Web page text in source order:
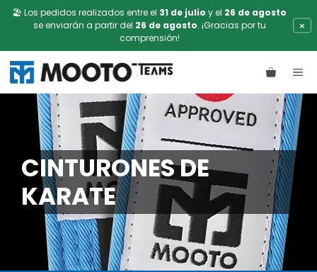
🏖️ Los pedidos realizados entre el 31 de julio y el 26 de agosto
se enviarán a partir del 26 de agosto. ¡Gracias por tu
comprensión!
×
Saltar
contenido
CINTURONES DE
KARATE